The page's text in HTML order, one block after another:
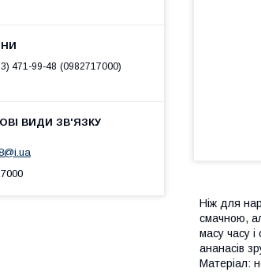
Ніж для
смачною,
масу часу і
ананасів
Матеріал:
471-99-48 0982717000